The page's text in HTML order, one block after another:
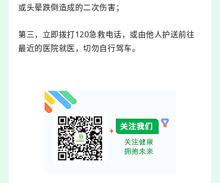
或头晕跌倒造成的二次伤害；
第三，立即拨打120急救电话，或由他人护送前往
最近的医院就医，切勿自行驾车。